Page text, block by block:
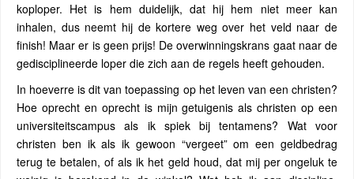
koploper. Het is hem duidelijk, dat hij hem niet meer kan
inhalen, dus neemt hij de kortere weg over het veld naar de
finish! Maar er is geen prijs! De overwinningskrans gaat naar de
gedisciplineerde loper die zich aan de regels heeft gehouden.
In hoeverre is dit van toepassing op het leven van een christen?
Hoe oprecht en oprecht is mijn getuigenis als christen op een
universiteitscampus als ik spiek bij tentamens? Wat voor
christen ben ik als ik gewoon “vergeet” om een geldbedrag
terug te betalen, of als ik het geld houd, dat mij per ongeluk te